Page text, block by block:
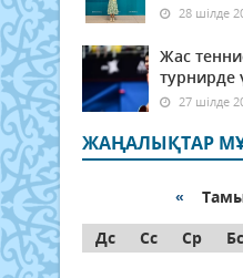
28 шілде
Жас
турнирде
27 шілде
ЖАҢАЛЫҚТАР
«
Дс
Сс Ср Бс